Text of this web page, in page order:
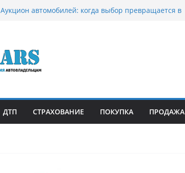
Аукцион автомобилей: когда выбор превращается в
Срочный выкуп битых авто в Москве: почему
автовладельцы выбирают mos-auto
Бриллиантовые серьги: вечная классика или
может подойти
ДТП СТРАХОВАНИЕ ПОКУПКА ПРОДАЖА